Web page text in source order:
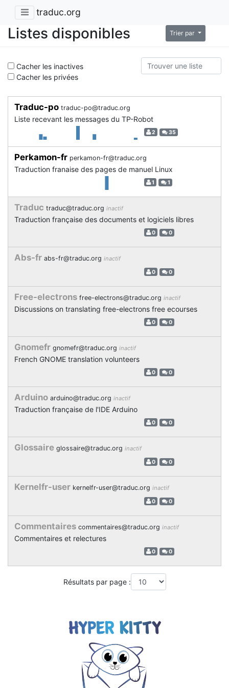
traduc.org
Listes disponibles Trier par
Cacher les inactives
Cacher les privées
Traduc-po traduc-po@traduc.org
Liste recevant les messages du TP-Robot
2 35
Perkamon-fr perkamon-fr@traduc.org
Traduction franaise des pages de manuel Linux
1 1
Traduc traduc@traduc.org inactif
Traduction française des documents et logiciels libres
0 0
Abs-fr abs-fr@traduc.org inactif
0 0
Free-electrons free-electrons@traduc.org inactif
Discussions on translating free-electrons free ecourses
0 0
Gnomefr gnomefr@traduc.org inactif
French GNOME translation volunteers
0 0
Arduino arduino@traduc.org inactif
Traduction française de l'IDE Arduino
0 0
Glossaire glossaire@traduc.org inactif
0 0
Kernelfr-user kernelfr-user@traduc.org inactif
0 0
Commentaires commentaires@traduc.org inactif
Commentaires et relectures
0 0
Résultats par page :